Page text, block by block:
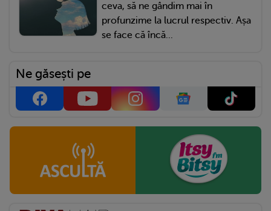
ceva, să ne gândim mai în
profunzime la lucrul respectiv. Așa
se face că încă...
Ne găsești pe